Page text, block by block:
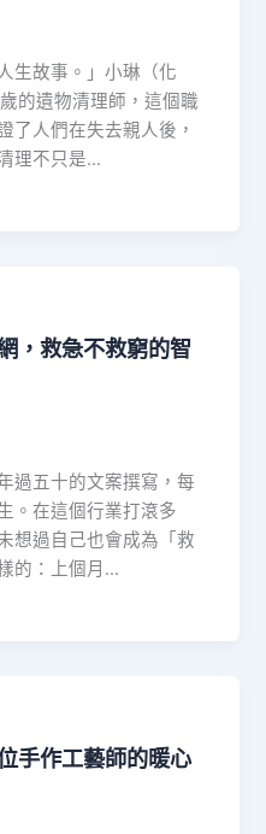
生故事。」小琳（化
的遺物清理師，這個職
了人們在失去親人後，
理不只是…
，救急不救窮的智
過五十的文案撰寫，每
。在這個行業打滾多
想過自己也會成為「救
的：上個月…
手作工藝師的暖心